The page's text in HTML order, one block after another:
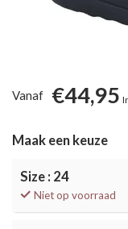
Vanaf €44,95
Maak een keuze
Size : 24
Niet op voorraad